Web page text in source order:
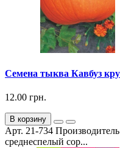
Семена тыква Кавбуз
12.00 грн.
В корзину
Арт. 21-734
среднеспелый сор...